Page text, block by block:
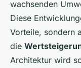
wachsenden
Diese
Vorteile, sondern
die
Architektur wird